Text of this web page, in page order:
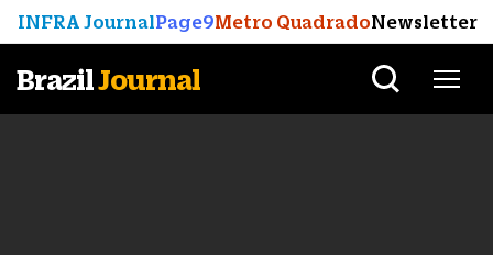
INFRA JournalPage9Metro QuadradoNewsletter
BrazilJournal